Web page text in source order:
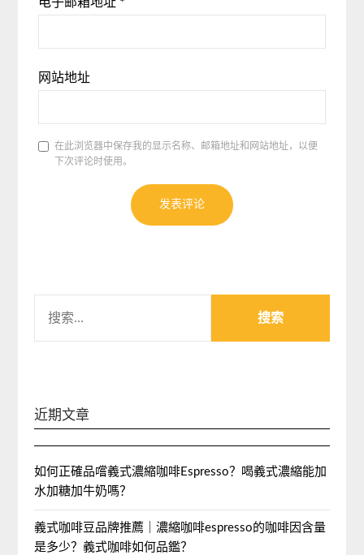
网站地址
在此浏览器中保存我的显示名称、邮箱地址和网站地址，以便
下次评论时使用。
索：
近期文章
如何正確品嚐義式濃縮咖啡Espresso？喝義式濃縮能加
水加糖加牛奶嗎？
義式咖啡豆品牌推薦｜濃縮咖啡espresso的咖啡因含量
是多少？義式咖啡如何品鑑？